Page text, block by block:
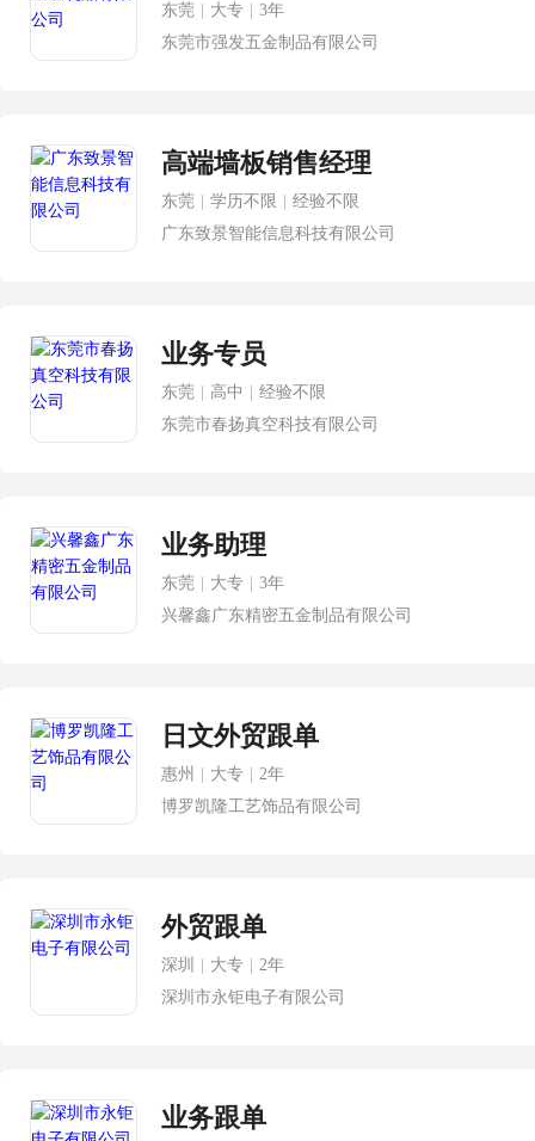
东莞 大专
3年
东莞市强发五金制品有限公司
高端墙板销售经理
东莞 学历不限
经验不限
广东致景智能信息科技有限公司
业务专员
东莞 高中
经验不限
东莞市春扬真空科技有限公司
业务助理
东莞 大专
3年
兴馨鑫广东精密五金制品有限公司
日文外贸跟单
惠州 大专
2年
博罗凯隆工艺饰品有限公司
外贸跟单
深圳 大专
2年
深圳市永钜电子有限公司
业务跟单